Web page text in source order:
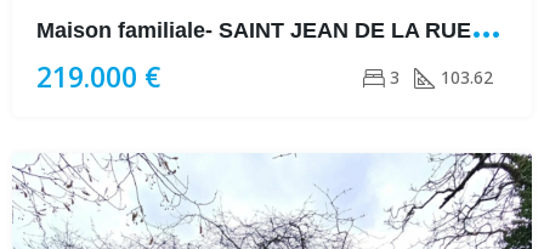
M
aison familiale- SAINT JEAN DE LA RUELLE
219.000 € 3 103.62